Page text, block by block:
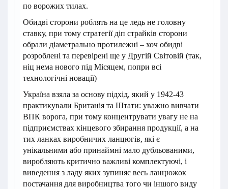
по ворожих тилах.
Обидві сторони роблять на це ледь не головну
ставку, при тому стратегії діп страйків сторони
обрали діаметрально протилежні – хоч обидві
розроблені та перевірені ще у Другій Світовій (так,
ніц нема нового під Місяцем, попри всі
технологічні новації)
Україна взяла за основу підхід, який у 1942-43
практикували Британія та Штати: уважно вивчати
ВПК ворога, при тому концентрувати увагу не на
підприємствах кінцевого збирання продукції, а на
тих ланках виробничих ланцюгів, які є
унікальними або принаймні мало дубльованими,
виробляють критично важливі комплектуючі, і
виведення з ладу яких зупиняє весь ланцюжок
постачання для виробництва того чи іншого виду